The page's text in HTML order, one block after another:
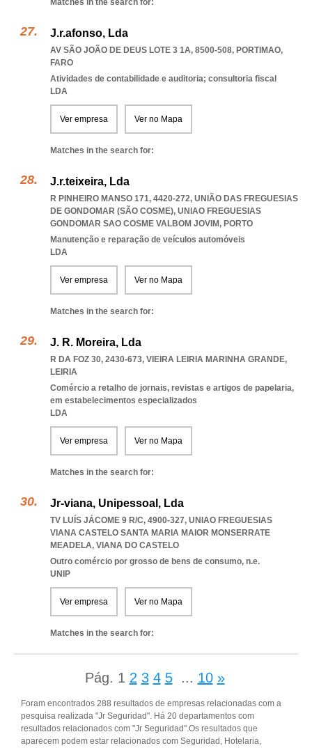
Matches in the search for:
J.r.afonso, Lda
AV SÃO JOÃO DE DEUS LOTE 3 1A, 8500-508, PORTIMAO,
FARO
Atividades de contabilidade e auditoria; consultoria fiscal
LDA
Ver empresa Ver no Mapa
Matches in the search for:
J.r.teixeira, Lda
R PINHEIRO MANSO 171, 4420-272, UNIÃO DAS FREGUESIAS
DE GONDOMAR (SÃO COSME), UNIAO FREGUESIAS
GONDOMAR SAO COSME VALBOM JOVIM, PORTO
Manutenção e reparação de veículos automóveis
LDA
Ver empresa Ver no Mapa
Matches in the search for:
J. R. Moreira, Lda
R DA FOZ 30, 2430-673, VIEIRA LEIRIA MARINHA GRANDE,
LEIRIA
Comércio a retalho de jornais, revistas e artigos de papelaria,
em estabelecimentos especializados
LDA
Ver empresa Ver no Mapa
Matches in the search for:
Jr-viana, Unipessoal, Lda
TV LUÍS JÁCOME 9 R/C, 4900-327, UNIAO FREGUESIAS
VIANA CASTELO SANTA MARIA MAIOR MONSERRATE
MEADELA, VIANA DO CASTELO
Outro comércio por grosso de bens de consumo, n.e.
UNIP
Ver empresa Ver no Mapa
Matches in the search for:
Pág. 1 2 3 4 5 ... 10 »
Foram encontrados 288 resultados de empresas relacionadas com a
pesquisa realizada "Jr Seguridad". Há 20 departamentos com
resultados relacionados com "Jr Seguridad".Os resultados que
aparecem podem estar relacionados com Seguridad, Hotelaria,